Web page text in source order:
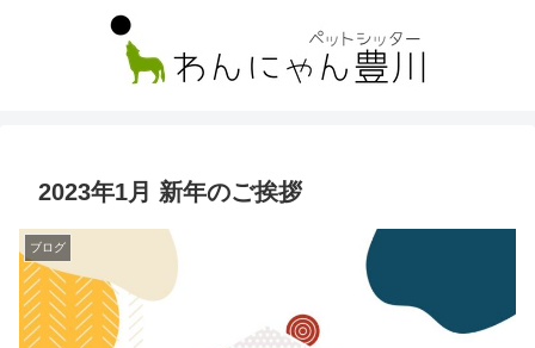
2023年1月 新年のご挨拶
ブログ